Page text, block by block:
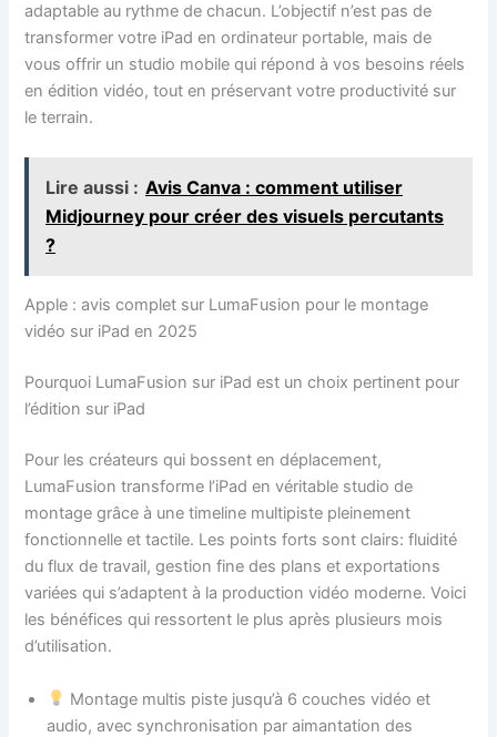
adaptable au rythme de chacun. L’objectif n’est pas de
transformer votre iPad en ordinateur portable, mais de
vous offrir un studio mobile qui répond à vos besoins réels
en édition vidéo, tout en préservant votre productivité sur
le terrain.
Lire aussi : Avis Canva : comment utiliser
Midjourney pour créer des visuels percutants
?
Apple : avis complet sur LumaFusion pour le montage
vidéo sur iPad en 2025
Pourquoi LumaFusion sur iPad est un choix pertinent pour
l’édition sur iPad
Pour les créateurs qui bossent en déplacement,
LumaFusion transforme l’iPad en véritable studio de
montage grâce à une timeline multipiste pleinement
fonctionnelle et tactile. Les points forts sont clairs: fluidité
du flux de travail, gestion fine des plans et exportations
variées qui s’adaptent à la production vidéo moderne. Voici
les bénéfices qui ressortent le plus après plusieurs mois
d’utilisation.
Montage multis piste jusqu’à 6 couches vidéo et
audio, avec synchronisation par aimantation des